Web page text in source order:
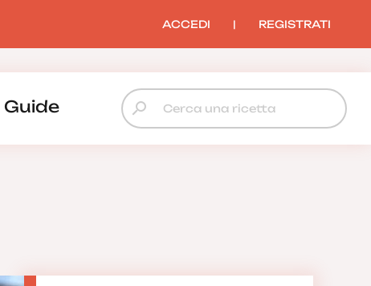
ACCEDI | REGISTRATI
Guide